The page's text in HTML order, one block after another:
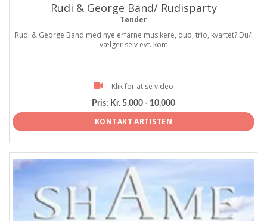
Rudi & George Band/ Rudisparty
Tønder
Rudi & George Band med nye erfarne musikere, duo, trio, kvartet? Du/I
vælger selv evt. kom
Klik for at se video
Pris: Kr. 5.000 - 10.000
KONTAKT ARTISTEN